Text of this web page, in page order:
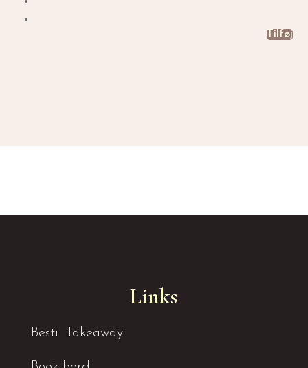
Tilføj
Links
Bestil Takeaway